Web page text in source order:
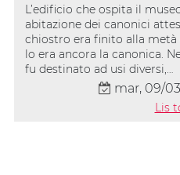
L’edificio che ospita il
abitazione dei canonici
chiostro era finito alla
lo era ancora la canonica.
fu destinato ad usi diversi,…
mar, 09/
Lis